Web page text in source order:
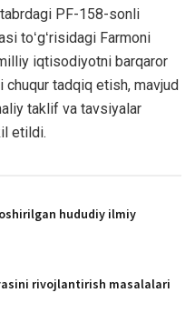
PF-158-sonli
toʻgʻrisidagi Farmoni
iqtisodiyotni barqaror
tadqiq etish, mavjud
taklif va tavsiyalar
etildi.
hududiy ilmiy
rivojlantirish masalalari